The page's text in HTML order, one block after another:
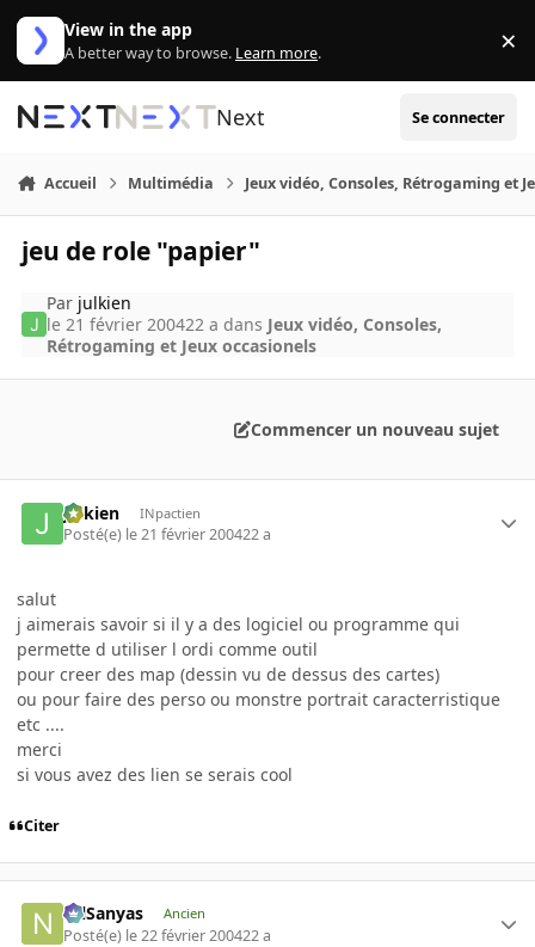
Aller au contenu
View in the app
A better way to browse. Learn more. ×
Next Se connecter
Accueil Multimédia Jeux vidéo, Consoles, Rétrogaming et
jeu de role "papier"
Par julkien
le 21 février 200422 a dans Jeux vidéo, Consoles,
Rétrogaming et Jeux occasionels
Commencer un nouveau sujet
julkien INpactien
Posté(e) le 21 février 200422 a
salut
j aimerais savoir si il y a des logiciel ou programme qui
permette d utiliser l ordi comme outil
pour creer des map (dessin vu de dessus des cartes)
ou pour faire des perso ou monstre portrait caracterristique
etc ....
merci
si vous avez des lien se serais cool
Citer
NilSanyas Ancien
Posté(e) le 22 février 200422 a